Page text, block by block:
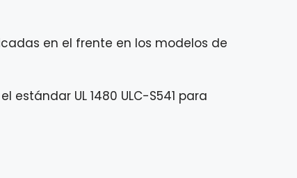
en el frente en los modelos de
UL 1480 ULC-S541 para